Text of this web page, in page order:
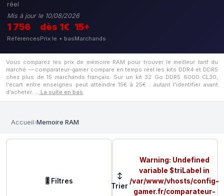
réel
Mis à jour le 10/08/2026
1 756
Références
dès 1€
Prix le + bas
15+
Marchands
Vous comparez les prix de mémoire RAM pour trouver le meilleur tarif du
marché — comparateur-gamer compare en temps réel les kits DDR4 et DDR5
chez plus de 15 marchands français. Sur un kit 32 Go DDR5 6000 CL30,
l'écart entre enseignes peut atteindre 15€ à 25€ : autant l'identifier avant
d'acheter. … La suite en bas
Accueil›Memoire RAM
🎚️ Filtres
↕
Trier
Warning: Undefined
variable $triLabel in
/var/www/vhosts/config-
gamer.fr/comparateur-